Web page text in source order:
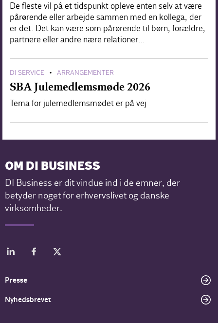
De fleste vil på et tidspunkt opleve enten selv at være
pårørende eller arbejde sammen med en kollega, der
er det. Det kan være som pårørende til børn, forældre,
partnere eller andre nære relationer…
DI SERVICE • ARRANGEMENTER
SBA Julemedlemsmøde 2026
Tema for julemedlemsmødet er på vej
OM DI BUSINESS
DI Business er dit vindue ind i de emner, der
betyder noget for erhvervslivet og danske
virksomheder.
Presse
Nyhedsbrevet